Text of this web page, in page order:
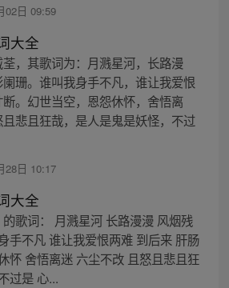
02日 09:59
大全
荃，其歌词为：月溅星河，长路漫
珊。谁叫我身手不凡，谁让我爱恨
。幻世当空，恩怨休怀，舍悟离
悲且狂哉，是人是鬼是妖怪，不过
28日 10:17
大全
歌词： 月溅星河 长路漫漫 风烟残
手不凡 谁让我爱恨两难 到后来 肝肠
怀 舍悟离迷 六尘不改 且怒且悲且狂
过是 心...